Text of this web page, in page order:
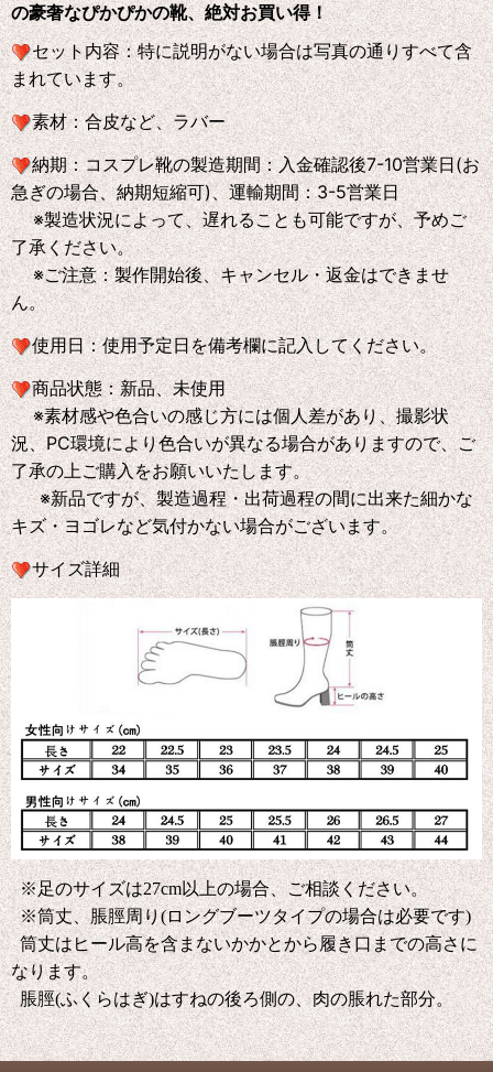
の豪奢なぴかぴかの靴、絶対お買い得！
セット内容：特に説明がない場合は写真の通りすべて含
まれています。
素材：合皮など、ラバー
納期：コスプレ靴の製造期間：入金確認後7-10営業日(お
急ぎの場合、納期短縮可)、運輸期間：3-5営業日
※製造状況によって、遅れることも可能ですが、予めご
了承ください。
※ご注意：製作開始後、キャンセル・返金はできませ
ん。
使用日：使用予定日を備考欄に記入してください。
商品状態：新品、未使用
※素材感や色合いの感じ方には個人差があり、撮影状
況、PC環境により色合いが異なる場合がありますので、ご
了承の上ご購入をお願いいたします。
※新品ですが、製造過程・出荷過程の間に出来た細かな
キズ・ヨゴレなど気付かない場合がございます。
サイズ詳細
※足のサイズは27cm以上の場合、ご相談ください。
※筒丈、脹脛周り(ロングブーツタイプの場合は必要です)
筒丈はヒール高を含まないかかとから履き口までの高さに
なります。
脹脛(ふくらはぎ)はすねの後ろ側の、肉の脹れた部分。